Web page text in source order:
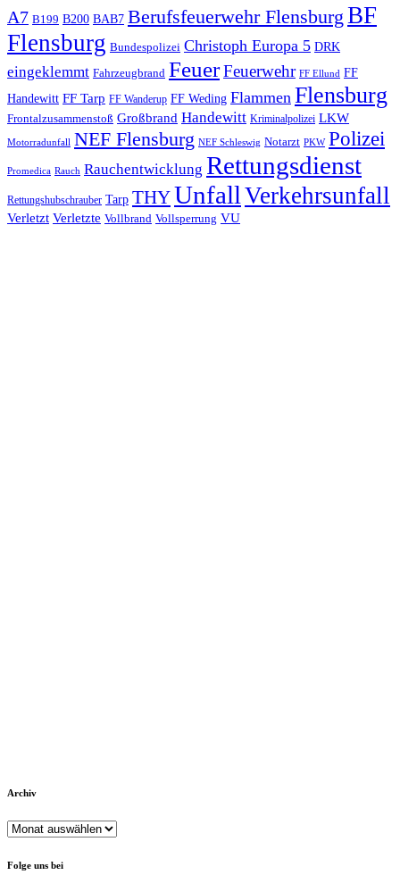
A7 B199 B200 BAB7 Berufsfeuerwehr Flensburg BF
Flensburg Bundespolizei Christoph Europa 5 DRK
eingeklemmt Fahrzeugbrand FeuerFeuerwehr FF Ellund FF
Handewitt FF Tarp FF Wanderup FF Weding Flammen Flensburg
Frontalzusammenstoß Großbrand Handewitt Kriminalpolizei LKW
Motorradunfall NEF Flensburg NEF Schleswig Notarzt PKW Polizei
Promedica Rauch Rauchentwicklung Rettungsdienst
Rettungshubschrauber Tarp THYUnfall Verkehrsunfall
Verletzt Verletzte Vollbrand Vollsperrung VU
Archiv
Archiv
Folge uns bei